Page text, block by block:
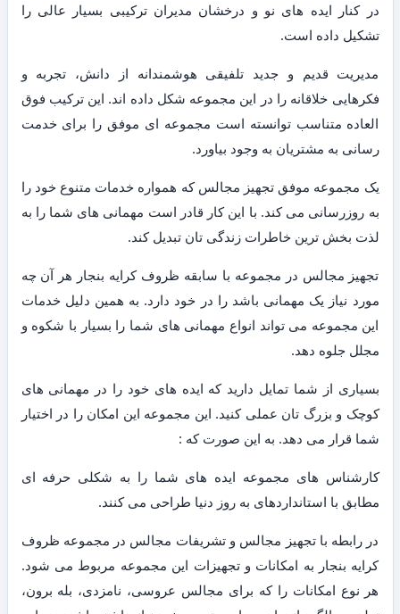
در کنار ایده های نو و درخشان مدیران ترکیبی بسیار عالی را
تشکیل داده است.
مدیریت قدیم و جدید تلفیقی هوشمندانه از دانش، تجربه و
فکرهایی خلاقانه را در این مجموعه شکل داده اند. این ترکیب فوق
العاده متناسب توانسته است مجموعه ای موفق را برای خدمت
رسانی به مشتریان به وجود بیاورد.
یک مجموعه موفق تجهیز مجالس که همواره خدمات متنوع خود را
به روزرسانی می کند. با این کار قادر است مهمانی های شما را به
لذت بخش ترین خاطرات زندگی تان تبدیل کند.
تجهیز مجالس در مجموعه با سابقه ظروف کرایه بنجار هر آن چه
مورد نیاز یک مهمانی باشد را در خود دارد. به همین دلیل خدمات
این مجموعه می تواند انواع مهمانی های شما را بسیار با شکوه و
مجلل جلوه دهد.
بسیاری از شما تمایل دارید که ایده های خود را در مهمانی های
کوچک و بزرگ تان عملی کنید. این مجموعه این امکان را در اختیار
شما قرار می دهد. به این صورت که :
کارشناس های مجموعه ایده های شما را به شکلی حرفه ای
مطابق با استانداردهای به روز دنیا طراحی می کنند.
در رابطه با تجهیز مجالس و تشریفات مجالس در مجموعه ظروف
کرایه بنجار به امکانات و تجهیزات این مجموعه مربوط می شود.
هر نوع امکانات را که برای مجالس عروسی، نامزدی، بله برون،